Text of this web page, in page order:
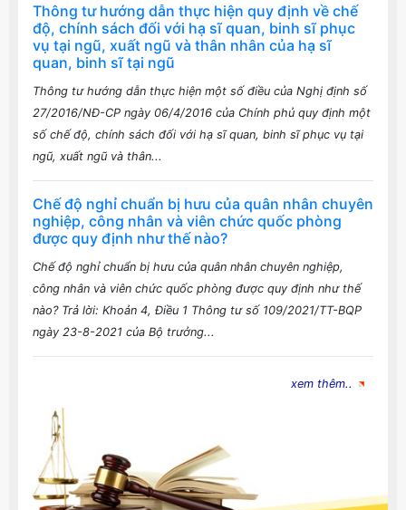
Thông tư hướng dẫn thực hiện quy định về chế
độ, chính sách đối với hạ sĩ quan, binh sĩ phục
vụ tại ngũ, xuất ngũ và thân nhân của hạ sĩ
quan, binh sĩ tại ngũ
Thông tư hướng dẫn thực hiện một số điều của Nghị định số
27/2016/NĐ-CP ngày 06/4/2016 của Chính phủ quy định một
số chế độ, chính sách đối với hạ sĩ quan, binh sĩ phục vụ tại
ngũ, xuất ngũ và thân...
Chế độ nghỉ chuẩn bị hưu của quân nhân chuyên
nghiệp, công nhân và viên chức quốc phòng
được quy định như thế nào?
Chế độ nghỉ chuẩn bị hưu của quân nhân chuyên nghiệp,
công nhân và viên chức quốc phòng được quy định như thế
nào? Trả lời: Khoản 4, Điều 1 Thông tư số 109/2021/TT-BQP
ngày 23-8-2021 của Bộ trưởng...
xem thêm..